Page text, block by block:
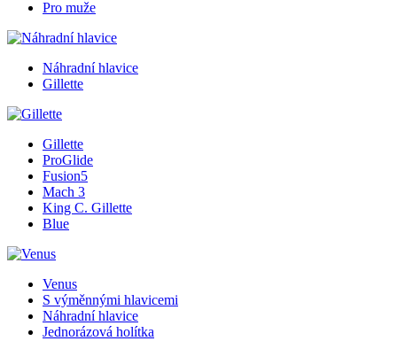
Pro muže
Náhradní hlavice
Gillette
Gillette
ProGlide
Fusion5
Mach 3
King C. Gillette
Blue
Venus
S výměnnými hlavicemi
Náhradní hlavice
Jednorázová holítka